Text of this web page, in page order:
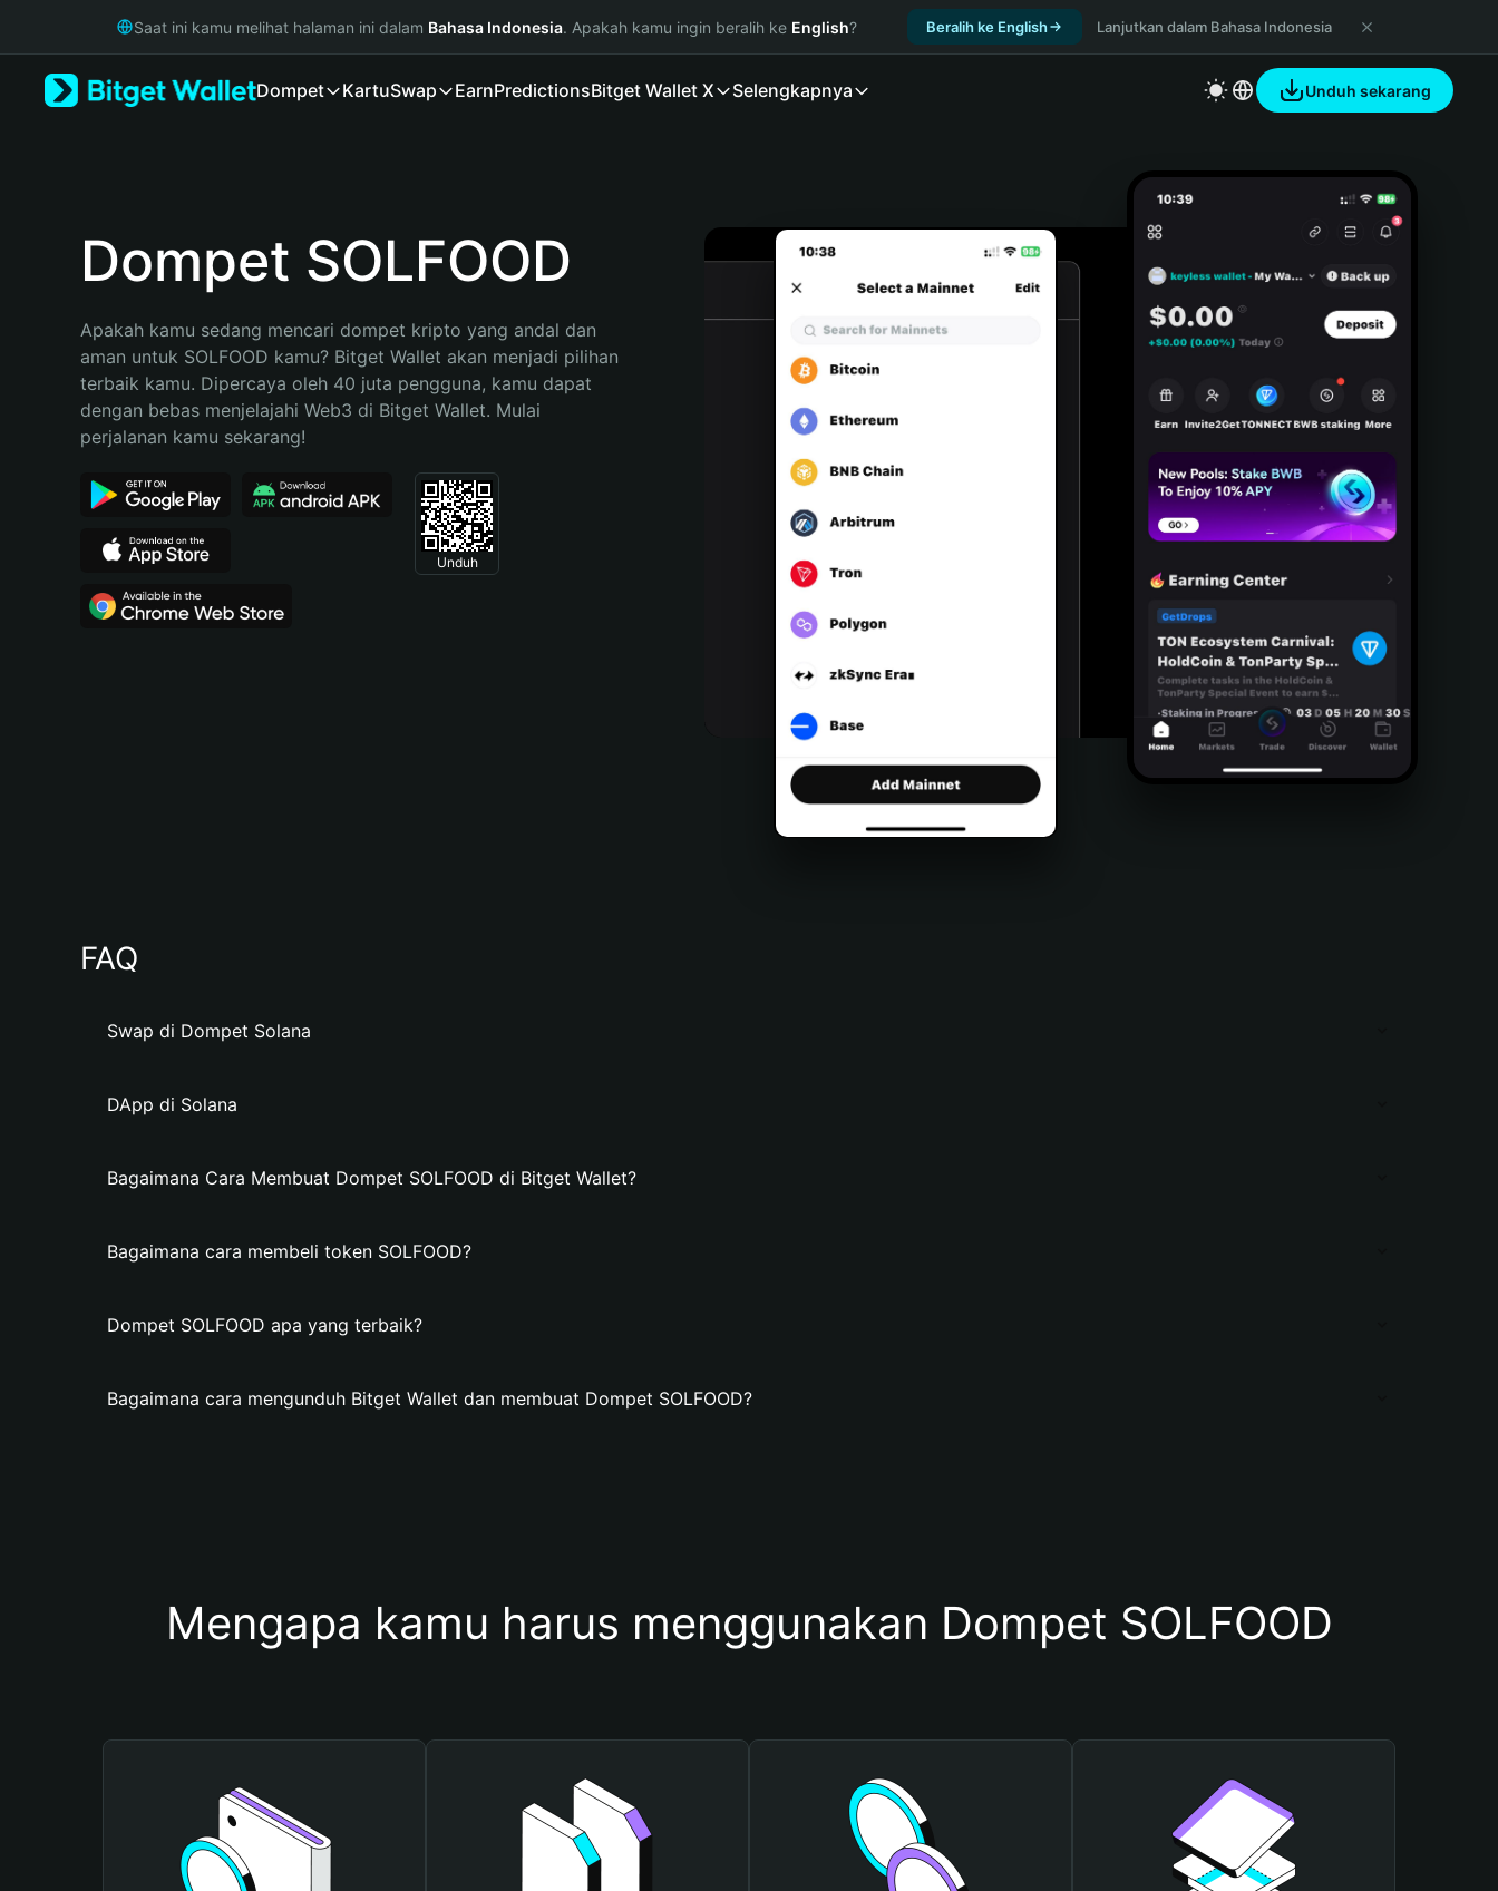
Русский
Bahasa Indonesia
Español (Argentina)
Saat ini kamu melihat halaman ini dalam Bahasa Indonesia. Apakah kamu ingin beralih ke English? Beralih ke English Lanjutkan dalam Bahasa Indonesia
Dompet KartuSwap EarnPredictionsBitget Wallet X Selengkapnya Unduh sekarang
Dompet SOLFOOD
Apakah kamu sedang mencari dompet kripto yang andal dan
aman untuk SOLFOOD kamu? Bitget Wallet akan menjadi pilihan
terbaik kamu. Dipercaya oleh 40 juta pengguna, kamu dapat
dengan bebas menjelajahi Web3 di Bitget Wallet. Mulai
perjalanan kamu sekarang!
Unduh
FAQ
Swap di Dompet Solana
DApp di Solana
Bagaimana Cara Membuat Dompet SOLFOOD di Bitget Wallet?
Bagaimana cara membeli token SOLFOOD?
Dompet SOLFOOD apa yang terbaik?
Bagaimana cara mengunduh Bitget Wallet dan membuat Dompet SOLFOOD?
Mengapa kamu harus menggunakan Dompet SOLFOOD